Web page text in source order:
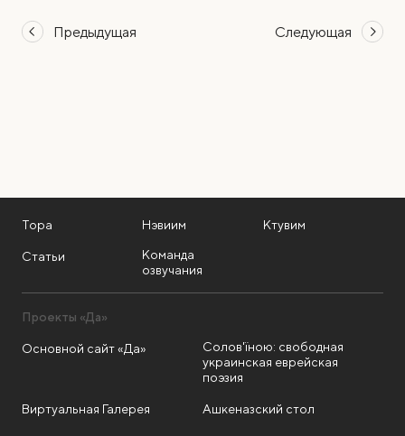
Предыдущая Следующая
Тора Нэвиим Ктувим
Статьи
Команда
озвучания
Проекты «Да»
Основной сайт «Да»
Солов'їною: свободная
украинская еврейская
поэзия
Виртуальная Галерея Ашкеназский стол